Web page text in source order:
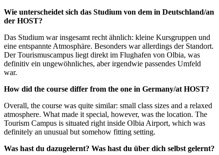
Wie unterscheidet sich das Studium von dem in Deutschland/an
der HOST?
Das Studium war insgesamt recht ähnlich: kleine Kursgruppen und
eine entspannte Atmosphäre. Besonders war allerdings der Standort.
Der Tourismuscampus liegt direkt im Flughafen von Olbia, was
definitiv ein ungewöhnliches, aber irgendwie passendes Umfeld
war.
How did the course differ from the one in Germany/at HOST?
Overall, the course was quite similar: small class sizes and a relaxed
atmosphere. What made it special, however, was the location. The
Tourism Campus is situated right inside Olbia Airport, which was
definitely an unusual but somehow fitting setting.
Was hast du dazugelernt? Was hast du über dich selbst gelernt?